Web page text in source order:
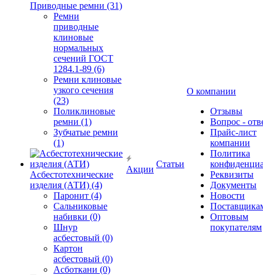
Приводные ремни (31)
Ремни
приводные
клиновые
нормальных
сечений ГОСТ
1284.1-89 (6)
Ремни клиновые
узкого сечения
(23)
Поликлиновые
ремни (1)
Зубчатые ремни
(1)
Асбестотехнические
изделия (АТИ) (4)
Паронит (4)
Сальниковые
набивки (0)
Шнур
асбестовый (0)
Картон
асбестовый (0)
Асботкани (0)
Акции
Статьи
О компании
Отзывы
Вопрос -
Прайс-лист
компании
Политика
Реквизиты
Документы
Новости
Оптовым
покупателям